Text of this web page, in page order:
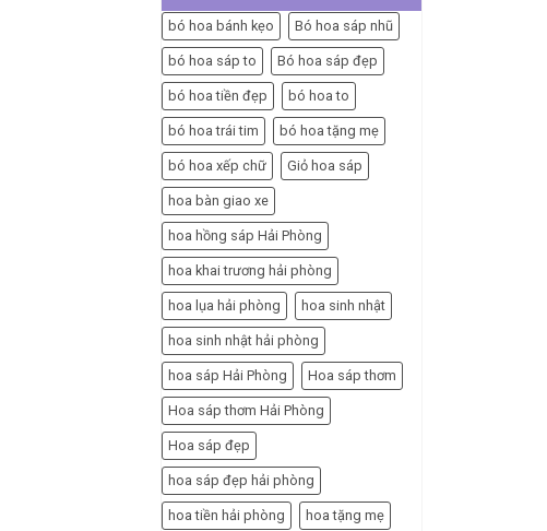
bó hoa bánh kẹo Bó hoa sáp nhũ
bó hoa sáp to Bó hoa sáp đẹp
bó hoa tiền đẹp bó hoa to
bó hoa trái tim bó hoa tặng mẹ
bó hoa xếp chữ Giỏ hoa sáp
hoa bàn giao xe
hoa hồng sáp Hải Phòng
hoa khai trương hải phòng
hoa lụa hải phòng hoa sinh nhật
hoa sinh nhật hải phòng
hoa sáp Hải Phòng Hoa sáp thơm
Hoa sáp thơm Hải Phòng
Hoa sáp đẹp
hoa sáp đẹp hải phòng
hoa tiền hải phòng hoa tặng mẹ